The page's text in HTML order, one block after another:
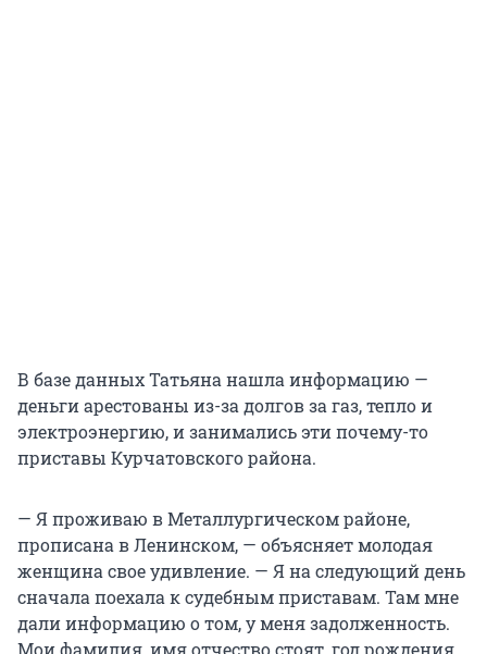
В базе данных Татьяна нашла информацию —
деньги арестованы из-за долгов за газ, тепло и
электроэнергию, и занимались эти почему-то
приставы Курчатовского района.
— Я проживаю в Металлургическом районе,
прописана в Ленинском, — объясняет молодая
женщина свое удивление. — Я на следующий день
сначала поехала к судебным приставам. Там мне
дали информацию о том, у меня задолженность.
Мои фамилия, имя отчество стоят, год рождения